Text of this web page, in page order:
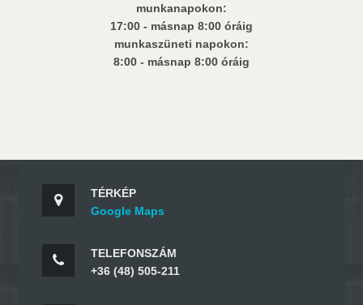
munkanapokon:
17:00 - másnap 8:00 óráig
munkaszüneti napokon:
8:00 - másnap 8:00 óráig
TÉRKÉP
Google Maps
TELEFONSZÁM
+36 (48) 505-211